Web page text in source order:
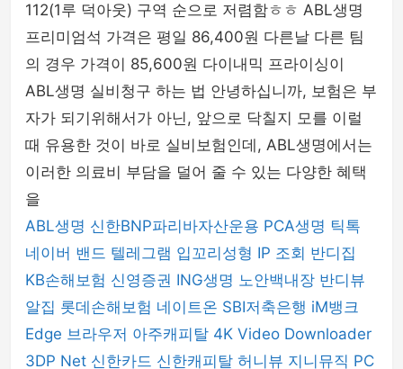
112(1루 덕아웃) 구역 순으로 저렴함ㅎㅎ ABL생명
프리미엄석 가격은 평일 86,400원 다른날 다른 팀
의 경우 가격이 85,600원 다이내믹 프라이싱이
ABL생명 실비청구 하는 법 안녕하십니까, 보험은 부
자가 되기위해서가 아닌, 앞으로 닥칠지 모를 이럴
때 유용한 것이 바로 실비보험인데, ABL생명에서는
이러한 의료비 부담을 덜어 줄 수 있는 다양한 혜택
을
ABL생명 신한BNP파리바자산운용 PCA생명 틱톡
네이버 밴드 텔레그램 입꼬리성형 IP 조회 반디집
KB손해보험 신영증권 ING생명 노안백내장 반디뷰
알집 롯데손해보험 네이트온 SBI저축은행 iM뱅크
Edge 브라우저 아주캐피탈 4K Video Downloader
3DP Net 신한카드 신한캐피탈 허니뷰 지니뮤직 PC